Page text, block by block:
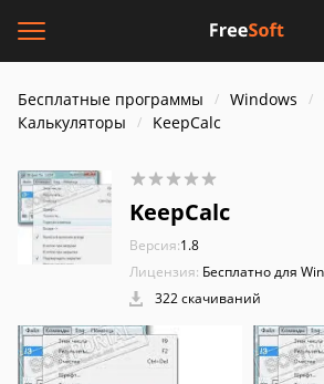
Бесплатные программы Windows
Калькуляторы
KeepCalc
KeepCalc
Версия:1.8
Лицензия: Бесплатно для
322 скачиваний